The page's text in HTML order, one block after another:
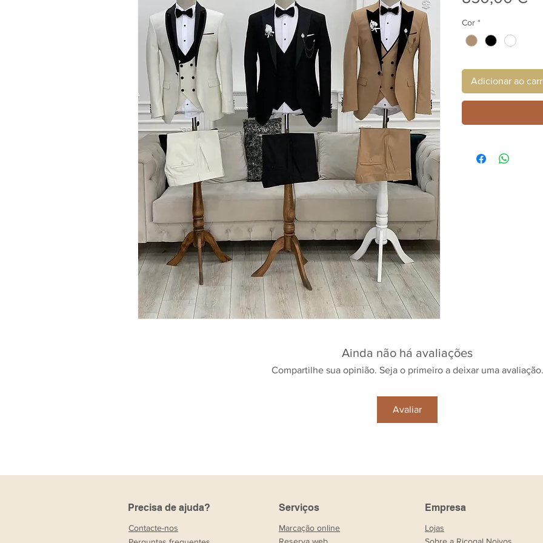
Cor *
Adicionar ao
Ainda não há avaliações
Compartilhe sua opinião. Seja o primeiro a deixar uma avaliação.
Avaliar
Precisa de ajuda?
Contacte-nos
Serviços
Marcação online
Empresa
Lojas